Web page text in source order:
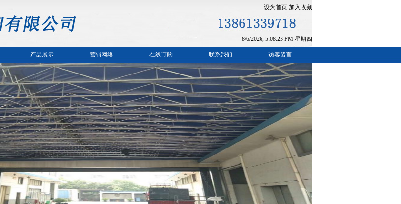
设为首页 加入收藏
8/6/2026, 5:08:23 PM 星期四
产品展示 营销网络 在线订购 联系我们 访客留言